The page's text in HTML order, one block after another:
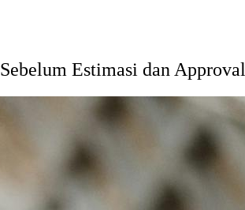
Estimasi dan Approval